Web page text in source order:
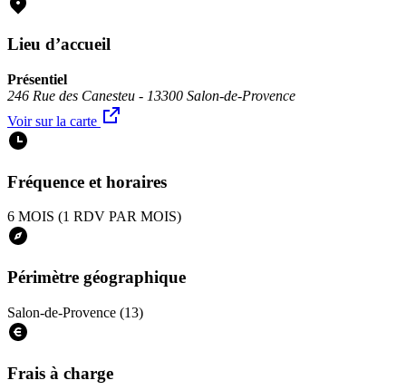
Lieu d’accueil
Présentiel
246 Rue des Canesteu - 13300 Salon-de-Provence
Voir sur la carte
Fréquence et horaires
6 MOIS (1 RDV PAR MOIS)
Périmètre géographique
Salon-de-Provence (13)
Frais à charge